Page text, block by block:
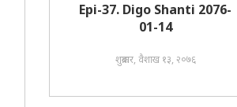
Epi-37. Digo Shanti 2076-
01-14
शुक्रबार, वैशाख १३, २०७६